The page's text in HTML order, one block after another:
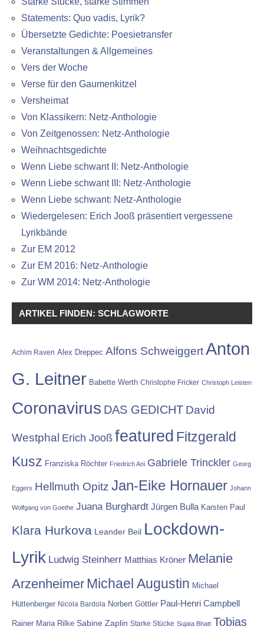
Statements: Quo vadis, Lyrik?
Übersetzte Gedichte: Poesietransfer
Veranstaltungen & Allgemeines
Vers der Woche
Verse für den Gaumenkitzel
Versheimat
Von Klassikern: Netz-Anthologie
Von Zeitgenossen: Netz-Anthologie
Weihnachtsgedichte
Wenn Liebe schwant II: Netz-Anthologie
Wenn Liebe schwant III: Netz-Anthologie
Wenn Liebe schwant: Netz-Anthologie
Wiedergelesen: Erich Jooß präsentiert vergessene
Lyrikbände
Zur EM 2012
Zur EM 2016: Netz-Anthologie
Zur WM 2014: Netz-Anthologie
ARTIKEL FINDEN: SCHLAGWORTE
Achim Raven Alex Dreppec Alfons SchweiggertAnton
G. Leitner Babette Werth Christophe Fricker Christoph Leisten
Coronavirus DAS GEDICHT David
Westphal Erich Jooß featured Fitzgerald
Kusz Franziska Röchter Friedrich Ani Gabriele Trinckler Georg
Eggers Hellmuth Opitz Jan-Eike Hornauer Johann
Wolfgang von Goethe Juana Burghardt Jürgen Bulla Karsten Paul
Klara Hurkova Leander Beil Lockdown-
Lyrik Ludwig Steinherr Matthias Kröner Melanie
Arzenheimer Michael Augustin Michael
Hüttenberger Nicola Bardola Norbert Göttler Paul-Henri Campbell
Rainer Maria Rilke Sabine Zaplin Starke Stücke Sujata Bhatt Tobias